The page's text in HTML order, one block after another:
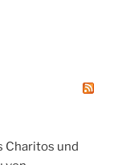
Charitos und